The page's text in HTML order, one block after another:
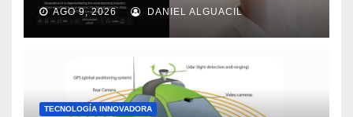
AGO 9, 2026 DANIEL ALGUACIL
TECNOLOGÍA INNOVADORA